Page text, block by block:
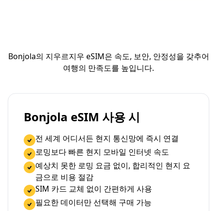
Bonjola의 지우르지우 eSIM은 속도, 보안, 안정성을 갖추어
여행의 만족도를 높입니다.
Bonjola eSIM 사용 시
전 세계 어디서든 현지 통신망에 즉시 연결
로밍보다 빠른 현지 모바일 인터넷 속도
예상치 못한 로밍 요금 없이, 합리적인 현지 요
금으로 비용 절감
SIM 카드 교체 없이 간편하게 사용
필요한 데이터만 선택해 구매 가능